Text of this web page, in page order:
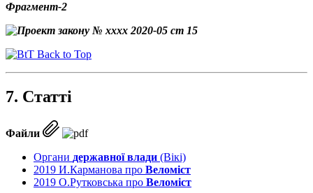
Фрагмент-2
Back to Top
7. Статті
Файли
Органи державної влади (Вікі)
2019 И.Карманова про Веломіст
2019 О.Рутковська про Веломіст